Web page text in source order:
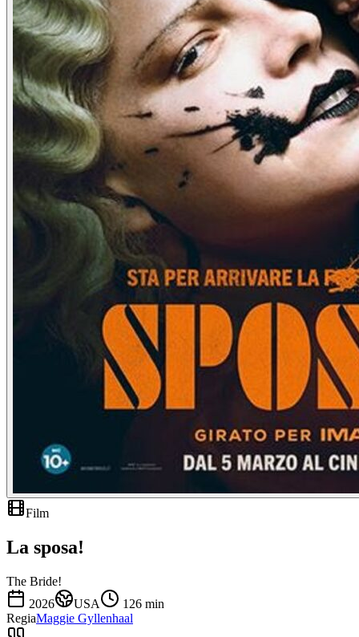
Film
La sposa!
The Bride!
2026
USA 126 min
RegiaMaggie Gyllenhaal